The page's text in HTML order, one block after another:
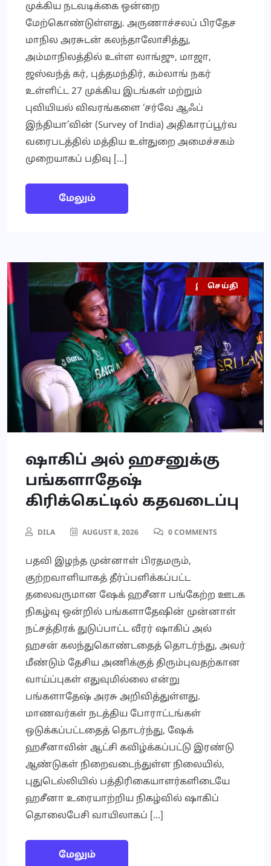
முக்கிய நடவடிக்கை ஒன்றை
மேற்கொண்டுள்ளது. அருணாச்சலப் பிரதேச
மாநில அரசுடன் கலந்தாலோசித்து,
அம்மாநிலத்தில் உள்ள லாங்ஜு, மாஜா,
ஜஸ்வந்த் கர், புத்தமந்திர், கம்லாங் நகர்
உள்ளிட்ட 27 முக்கிய இடங்கள் மற்றும்
புவியியல் விவரங்களை ‘சர்வே ஆஃப்
இந்தியா’வின் (Survey of India) அதிகாரப்பூர்வ
வரைபடத்தில் மத்திய உள்துறை அமைச்சகம்
முறையாகப் பதிவு […]
மேலும்
இலங்கை
செய்தி
ஷாகிப் அல் ஹசனுக்கு
பங்களாதேஷ்
கிரிக்கெட்டில் கதவடைப்பு
DILA AUGUST 8, 2026 0 COMMENTS
பதவி இழந்த முன்னாள் பிரதமரும்,
குற்றவாளியாகத் தீர்ப்பளிக்கப்பட்ட
தலைவருமான ஷேக் ஹசீனா பங்கேற்ற ஊடக
நிகழ்வு ஒன்றில் பங்களாதேஷின் முன்னாள்
நட்சத்திரக் துடுப்பாட்ட வீரர் ஷாகிப் அல்
ஹசன் கலந்துகொண்டதைத் தொடர்ந்து, அவர்
மீண்டும் தேசிய அணிக்குத் திரும்புவதற்கான
வாய்ப்புகள் எதுவுமில்லை என்று
பங்களாதேஷ் அரசு அறிவித்துள்ளது.
மாணவர்கள் நடத்திய போராட்டங்கள்
ஒடுக்கப்பட்டதைத் தொடர்ந்து, ஷேக்
ஹசீனாவின் ஆட்சி கவிழ்க்கப்பட்டு இரண்டு
ஆண்டுகள் நிறைவடைந்துள்ள நிலையில்,
புதுடெல்லியில் பத்திரிகையாளர்களிடையே
ஹசீனா உரையாற்றிய நிகழ்வில் ஷாகிப்
தொலைபேசி வாயிலாகப் […]
மேலும்